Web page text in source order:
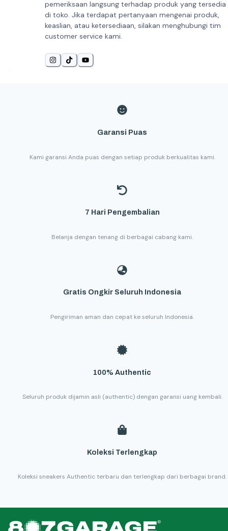
pemeriksaan langsung terhadap produk yang tersedia
di toko. Jika terdapat pertanyaan mengenai produk,
keaslian, atau ketersediaan, silakan menghubungi tim
customer service kami.
Garansi Puas
Kami garansi Anda puas dengan setiap produk berkualitas kami.
7 Hari Pengembalian
Belanja dengan tenang di berbagai cabang kami.
Gratis Ongkir Seluruh Indonesia
Pengiriman aman dan cepat ke seluruh Indonesia.
100% Authentic
Seluruh produk dijamin asli (authentic) dengan garansi uang kembali.
Koleksi Terlengkap
Koleksi sneakers Authentic terbaru dan terlengkap dari berbagai brand.